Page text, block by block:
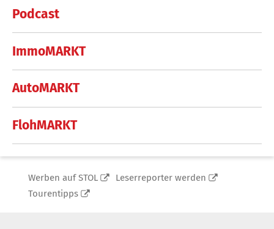
Podcast
ImmoMARKT
AutoMARKT
FlohMARKT
Werben auf STOL
Leserreporter werden
Tourentipps